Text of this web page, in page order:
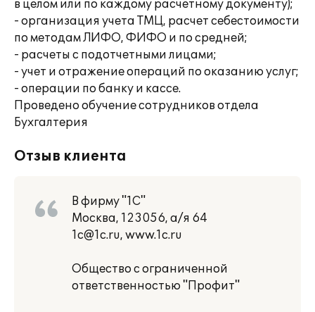
в целом или по каждому расчетному документу);
- организация учета ТМЦ, расчет себестоимости
по методам ЛИФО, ФИФО и по средней;
- расчеты с подотчетными лицами;
- учет и отражение операций по оказанию услуг;
- операции по банку и кассе.
Проведено обучение сотрудников отдела
Бухгалтерия
Отзыв клиента
В фирму "1С"
Москва, 123056, а/я 64
1c@1c.ru, www.1c.ru
Общество с ограниченной
ответственностью "Профит"